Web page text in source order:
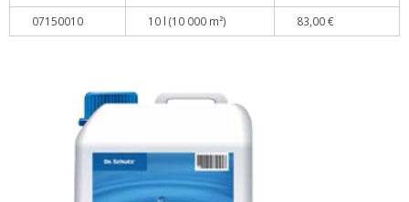
07150010
10 l (10 000 m²) 83,00 €